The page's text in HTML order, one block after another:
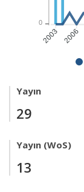
2003 2006
0
Yayın
29
Yayın (WoS)
13